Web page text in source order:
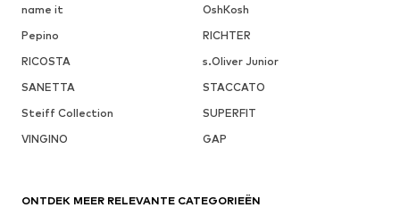
name it
OshKosh
Pepino
RICHTER
RICOSTA
s.Oliver Junior
SANETTA
STACCATO
Steiff Collection
SUPERFIT
VINGINO
GAP
ONTDEK MEER RELEVANTE CATEGORIEËN